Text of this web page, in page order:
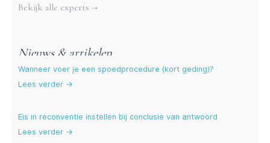
Bekijk alle experts →
Nieuws & artikelen
Wanneer voer je een spoedprocedure (kort geding)?
Lees verder →
Eis in reconventie instellen bij conclusie van antwoord
Lees verder →